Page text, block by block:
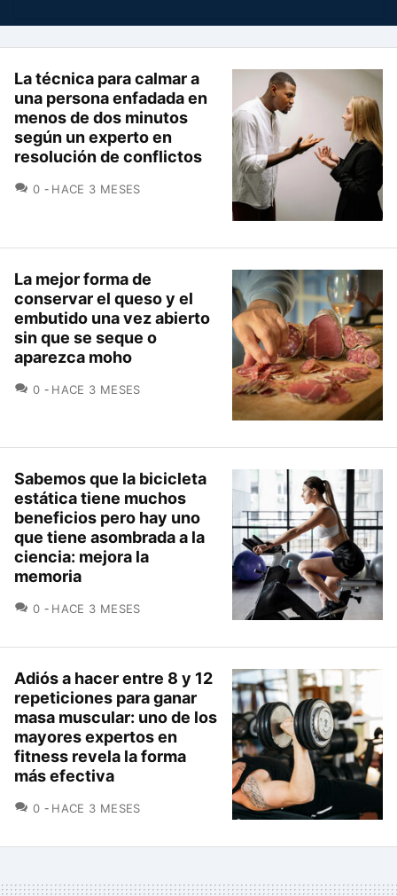
La técnica para calmar a
una persona enfadada en
menos de dos minutos
según un experto en
resolución de conflictos
0 COMENTARIOS
HACE 3 MESES
La mejor forma de
conservar el queso y el
embutido una vez abierto
sin que se seque o
aparezca moho
0 COMENTARIOS
HACE 3 MESES
Sabemos que la bicicleta
estática tiene muchos
beneficios pero hay uno
que tiene asombrada a la
ciencia: mejora la
memoria
0 COMENTARIOS
HACE 3 MESES
Adiós a hacer entre 8 y 12
repeticiones para ganar
masa muscular: uno de los
mayores expertos en
fitness revela la forma
más efectiva
0 COMENTARIOS
HACE 3 MESES